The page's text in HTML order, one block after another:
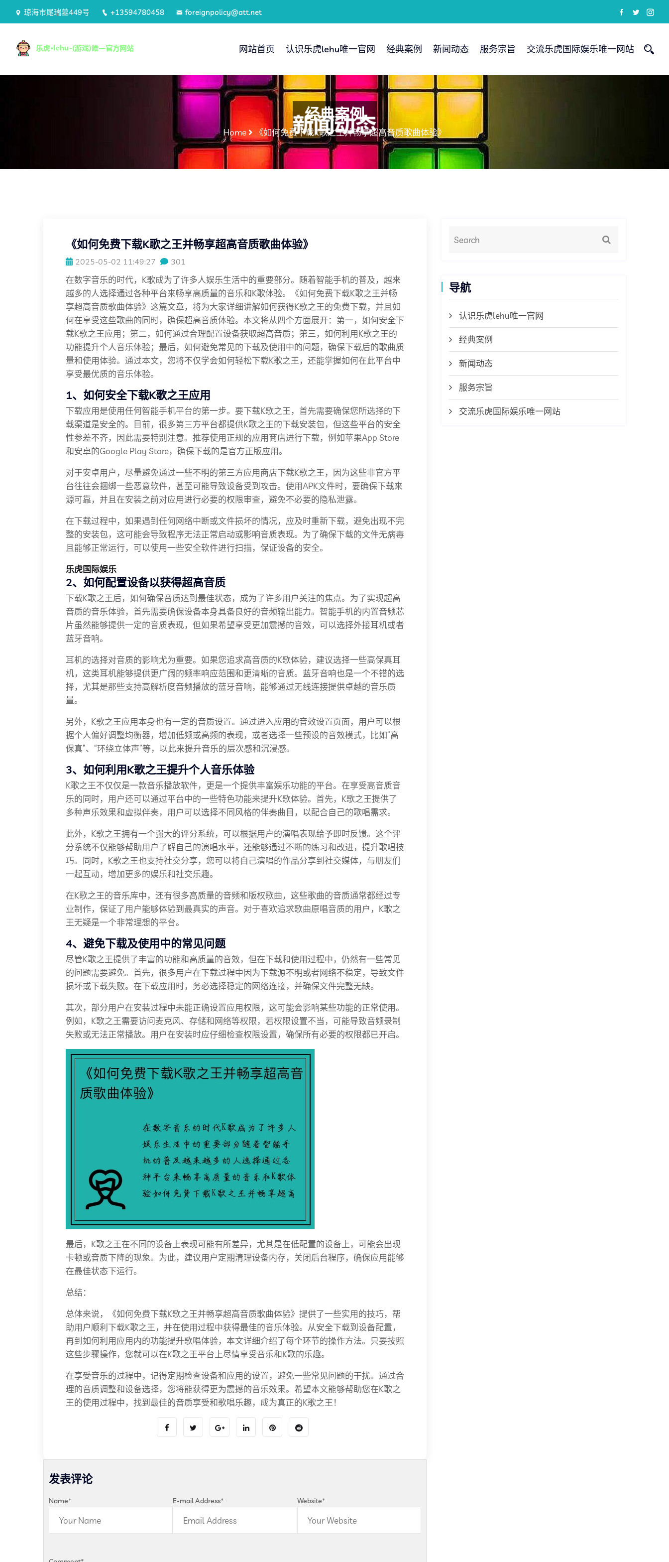
琼海市尾瑞墓449号 +13594780458 foreignpolicy@att.net
网站首页 认识乐虎lehu唯一官网 经典案例 新闻动态 服务宗旨 交流乐虎国际娱乐唯一网站
经典案例
Home 《如何免费下载K歌之王并畅享超高音质歌曲体验》
《如何免费下载K歌之王并畅享超高音质歌曲体验》
2025-05-02 11:49:27 301
在数字音乐的时代，K歌成为了许多人娱乐生活中的重要部分。随着智能手机的普及，越来
越多的人选择通过各种平台来畅享高质量的音乐和K歌体验。《如何免费下载K歌之王并畅
享超高音质歌曲体验》这篇文章，将为大家详细讲解如何获得K歌之王的免费下载，并且如
何在享受这些歌曲的同时，确保超高音质体验。本文将从四个方面展开：第一，如何安全下
载K歌之王应用；第二，如何通过合理配置设备获取超高音质；第三，如何利用K歌之王的
功能提升个人音乐体验；最后，如何避免常见的下载及使用中的问题，确保下载后的歌曲质
量和使用体验。通过本文，您将不仅学会如何轻松下载K歌之王，还能掌握如何在此平台中
享受最优质的音乐体验。
1、如何安全下载K歌之王应用
下载应用是使用任何智能手机平台的第一步。要下载K歌之王，首先需要确保您所选择的下
载渠道是安全的。目前，很多第三方平台都提供K歌之王的下载安装包，但这些平台的安全
性参差不齐，因此需要特别注意。推荐使用正规的应用商店进行下载，例如苹果App Store
和安卓的Google Play Store，确保下载的是官方正版应用。
对于安卓用户，尽量避免通过一些不明的第三方应用商店下载K歌之王，因为这些非官方平
台往往会捆绑一些恶意软件，甚至可能导致设备受到攻击。使用APK文件时，要确保下载来
源可靠，并且在安装之前对应用进行必要的权限审查，避免不必要的隐私泄露。
在下载过程中，如果遇到任何网络中断或文件损坏的情况，应及时重新下载，避免出现不完
整的安装包，这可能会导致程序无法正常启动或影响音质表现。为了确保下载的文件无病毒
且能够正常运行，可以使用一些安全软件进行扫描，保证设备的安全。
乐虎国际娱乐
2、如何配置设备以获得超高音质
下载K歌之王后，如何确保音质达到最佳状态，成为了许多用户关注的焦点。为了实现超高
音质的音乐体验，首先需要确保设备本身具备良好的音频输出能力。智能手机的内置音频芯
片虽然能够提供一定的音质表现，但如果希望享受更加震撼的音效，可以选择外接耳机或者
蓝牙音响。
耳机的选择对音质的影响尤为重要。如果您追求高音质的K歌体验，建议选择一些高保真耳
机，这类耳机能够提供更广阔的频率响应范围和更清晰的音质。蓝牙音响也是一个不错的选
择，尤其是那些支持高解析度音频播放的蓝牙音响，能够通过无线连接提供卓越的音乐质
量。
另外，K歌之王应用本身也有一定的音质设置。通过进入应用的音效设置页面，用户可以根
据个人偏好调整均衡器，增加低频或高频的表现，或者选择一些预设的音效模式，比如“高
保真”、“环绕立体声”等，以此来提升音乐的层次感和沉浸感。
3、如何利用K歌之王提升个人音乐体验
K歌之王不仅仅是一款音乐播放软件，更是一个提供丰富娱乐功能的平台。在享受高音质音
乐的同时，用户还可以通过平台中的一些特色功能来提升K歌体验。首先，K歌之王提供了
多种声乐效果和虚拟伴奏，用户可以选择不同风格的伴奏曲目，以配合自己的歌唱需求。
此外，K歌之王拥有一个强大的评分系统，可以根据用户的演唱表现给予即时反馈。这个评
分系统不仅能够帮助用户了解自己的演唱水平，还能够通过不断的练习和改进，提升歌唱技
巧。同时，K歌之王也支持社交分享，您可以将自己演唱的作品分享到社交媒体，与朋友们
一起互动，增加更多的娱乐和社交乐趣。
在K歌之王的音乐库中，还有很多高质量的音频和版权歌曲，这些歌曲的音质通常都经过专
业制作，保证了用户能够体验到最真实的声音。对于喜欢追求歌曲原唱音质的用户，K歌之
王无疑是一个非常理想的平台。
4、避免下载及使用中的常见问题
尽管K歌之王提供了丰富的功能和高质量的音效，但在下载和使用过程中，仍然有一些常见
的问题需要避免。首先，很多用户在下载过程中因为下载源不明或者网络不稳定，导致文件
损坏或下载失败。在下载应用时，务必选择稳定的网络连接，并确保文件完整无缺。
其次，部分用户在安装过程中未能正确设置应用权限，这可能会影响某些功能的正常使用。
例如，K歌之王需要访问麦克风、存储和网络等权限，若权限设置不当，可能导致音频录制
失败或无法正常播放。用户在安装时应仔细检查权限设置，确保所有必要的权限都已开启。
最后，K歌之王在不同的设备上表现可能有所差异，尤其是在低配置的设备上，可能会出现
卡顿或音质下降的现象。为此，建议用户定期清理设备内存，关闭后台程序，确保应用能够
在最佳状态下运行。
总结：
总体来说，《如何免费下载K歌之王并畅享超高音质歌曲体验》提供了一些实用的技巧，帮
助用户顺利下载K歌之王，并在使用过程中获得最佳的音乐体验。从安全下载到设备配置，
再到如何利用应用内的功能提升歌唱体验，本文详细介绍了每个环节的操作方法。只要按照
这些步骤操作，您就可以在K歌之王平台上尽情享受音乐和K歌的乐趣。
在享受音乐的过程中，记得定期检查设备和应用的设置，避免一些常见问题的干扰。通过合
理的音质调整和设备选择，您将能获得更为震撼的音乐效果。希望本文能够帮助您在K歌之
王的使用过程中，找到最佳的音质享受和歌唱乐趣，成为真正的K歌之王！
发表评论
Name* E-mail Address* Website*
导航
认识乐虎lehu唯一官网
经典案例
新闻动态
服务宗旨
交流乐虎国际娱乐唯一网站